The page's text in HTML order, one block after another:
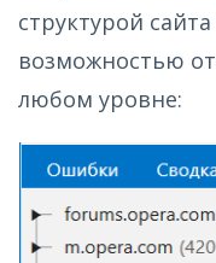
структурой
возможностью
любом уровне: